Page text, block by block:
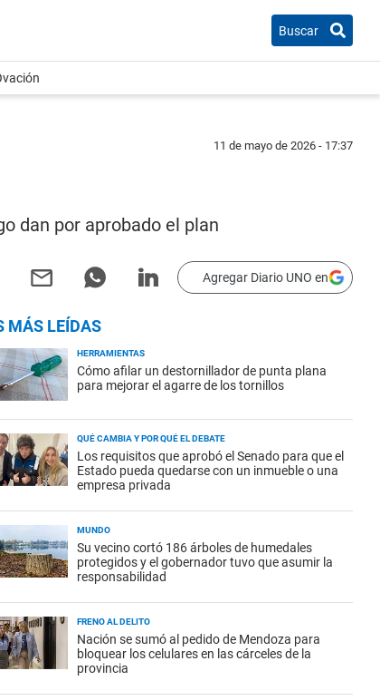
Buscar
11 de mayo de 2026 - 17:37
dan por aprobado el plan
Agregar Diario UNO en
MÁS LEÍDAS
HERRAMIENTAS
Cómo afilar un destornillador de punta plana
para mejorar el agarre de los tornillos
QUÉ CAMBIA Y POR QUÉ EL DEBATE
Los requisitos que aprobó el Senado para que el
Estado pueda quedarse con un inmueble o una
empresa privada
MUNDO
Su vecino cortó 186 árboles de humedales
protegidos y el gobernador tuvo que asumir la
responsabilidad
FRENO AL DELITO
Nación se sumó al pedido de Mendoza para
bloquear los celulares en las cárceles de la
provincia